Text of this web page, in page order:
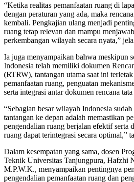
“Ketika realitas pemanfaatan ruang di
dengan peraturan yang ada, maka
kembali. Pengkajian ulang menjadi
ruang tetap relevan dan mampu
perkembangan wilayah secara nyata,”
Ia juga menyampaikan bahwa meskipun
Indonesia telah memiliki dokumen
(RTRW), tantangan utama saat ini
pemanfaatan ruang, penguatan
serta integrasi antar dokumen rencana
“Sebagian besar wilayah Indonesia
tantangan ke depan adalah memastikan
pengendalian ruang berjalan efektif serta
ruang dapat terintegrasi secara optimal,”
Dalam kesempatan yang sama, dosen
Teknik Universitas Tanjungpura, Hafzhi
M.P.W.K., menyampaikan pentingnya
pengendalian pemanfaatan ruang dan